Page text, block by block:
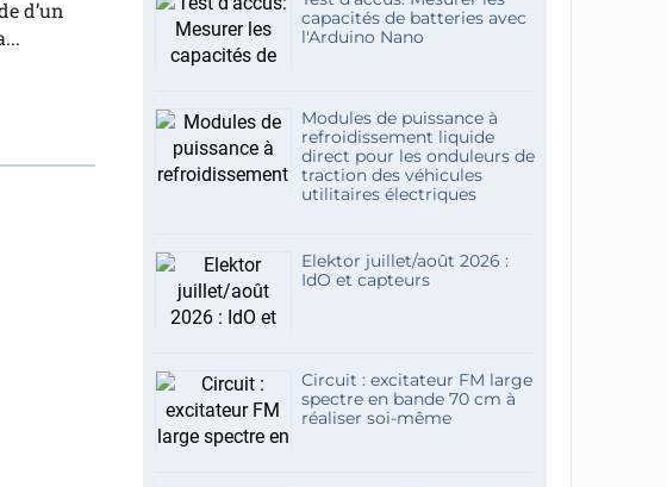
d’un
capacités de batteries avec
l'Arduino Nano
Modules de puissance à
refroidissement liquide
direct pour les onduleurs de
traction des véhicules
utilitaires électriques
Elektor juillet/août 2026 :
IdO et capteurs
Circuit : excitateur FM large
spectre en bande 70 cm à
réaliser soi-même